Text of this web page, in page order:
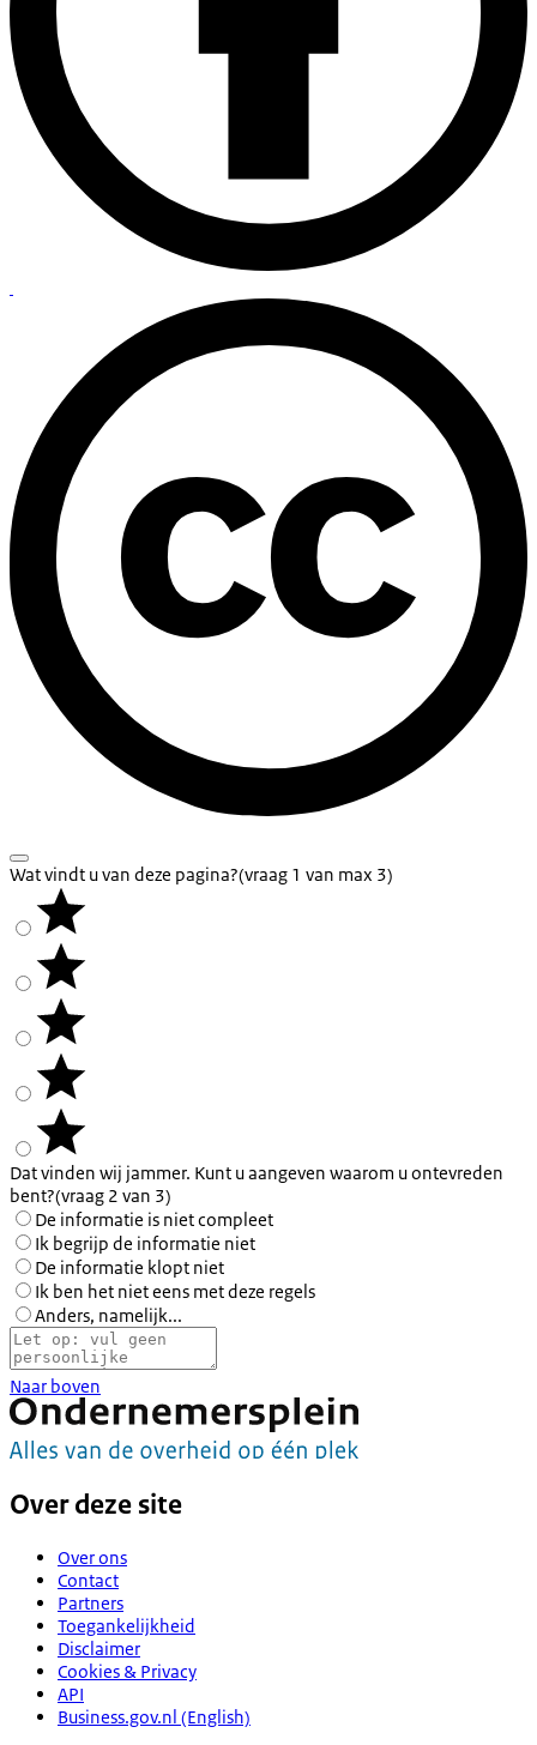
Wat vindt u van deze pagina?(vraag 1 van max 3)
Dat vinden wij jammer. Kunt u aangeven waarom u ontevreden
bent?(vraag 2 van 3)
De informatie is niet compleet
Ik begrijp de informatie niet
De informatie klopt niet
Ik ben het niet eens met deze regels
Anders, namelijk...
Naar boven
Over deze site
Over ons
Contact
Partners
Toegankelijkheid
Disclaimer
Cookies & Privacy
API
Business.gov.nl (English)